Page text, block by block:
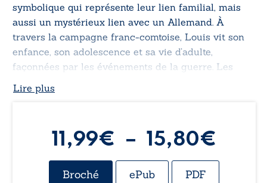
symbolique qui représente leur lien familial, mais
aussi un mystérieux lien avec un Allemand. À
travers la campagne franc-comtoise, Louis vit son
enfance, son adolescence et sa vie d’adulte,
façonnées par les événements de la guerre. Les
sacrifices, de souffrances et d’espoir, qui traverse
Lire plus
11,99€ – 15,80€
de
Broché ePub PDF